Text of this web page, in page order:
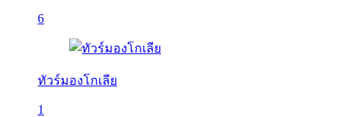
6
ทัวร์มองโกเลีย
1